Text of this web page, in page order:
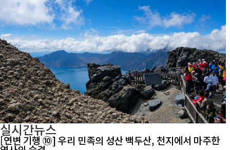
실시간뉴스
[연변 기행 ⑩] 우리 민족의 성산 백두산, 천지에서 마주한